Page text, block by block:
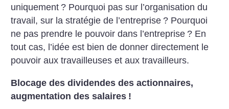
uniquement ? Pourquoi pas sur l’organisation du
travail, sur la stratégie de l’entreprise ? Pourquoi
ne pas prendre le pouvoir dans l’entreprise ? En
tout cas, l’idée est bien de donner directement le
pouvoir aux travailleuses et aux travailleurs.
Blocage des dividendes des actionnaires,
augmentation des salaires !